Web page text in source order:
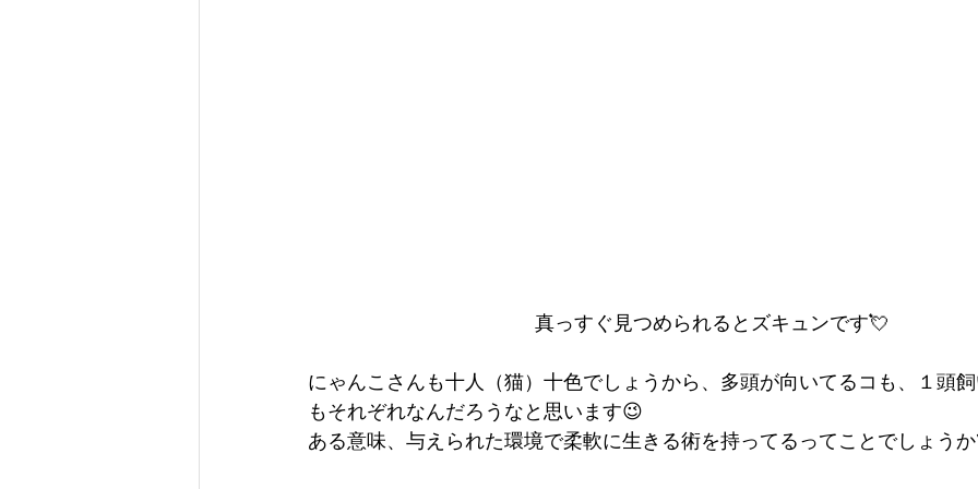
真っすぐ見つめられるとズキュンです💘
にゃんこさんも十人（猫）十色でしょうから、多頭が向いてるコも、１頭
もそれぞれなんだろうなと思います😉
ある意味、与えられた環境で柔軟に生きる術を持ってるってことでしょうか